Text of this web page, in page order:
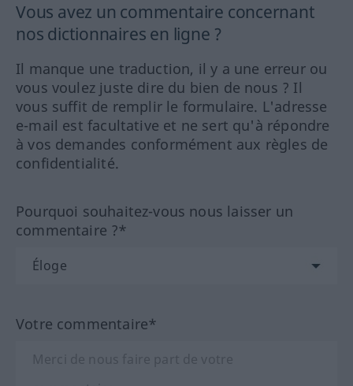
Vous avez un commentaire concernant
nos dictionnaires en ligne ?
Il manque une traduction, il y a une erreur ou
vous voulez juste dire du bien de nous ? Il
vous suffit de remplir le formulaire. L'adresse
e-mail est facultative et ne sert qu'à répondre
à vos demandes conformément aux règles de
confidentialité.
Pourquoi souhaitez-vous nous laisser un
commentaire ?*
Votre commentaire*